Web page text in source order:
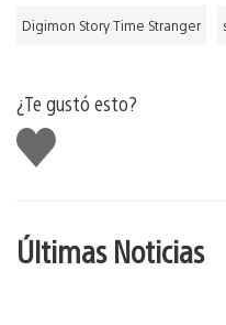
Digimon Story Time Stranger
¿Te gustó esto?
Me
gusta
Últimas Noticias